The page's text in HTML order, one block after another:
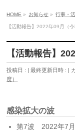
HOME » お知らせ » 行事・
【活動報告】2022年09月（令
【活動報告】
投稿日 : 最終更新日時 :
度）
感染拡大の波
第7波 2022年7